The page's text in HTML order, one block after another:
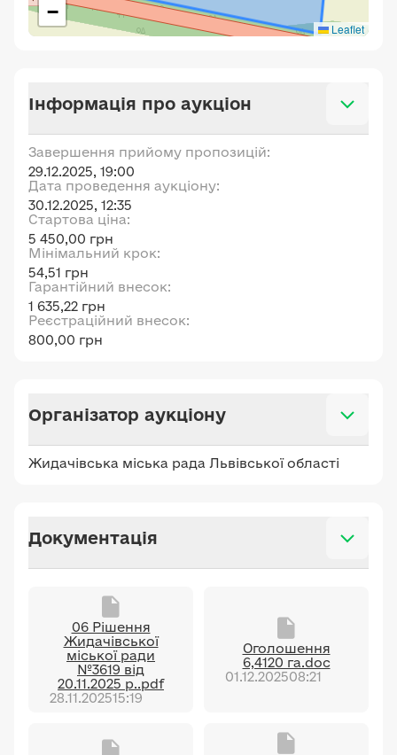
−
Leaflet
Інформація про аукціон
Завершення прийому пропозицій:
29.12.2025, 19:00
Дата проведення аукціону:
30.12.2025, 12:35
Стартова ціна:
5 450,00 грн
Мінімальний крок:
54,51 грн
Гарантійний внесок:
1 635,22 грн
Реєстраційний внесок:
800,00 грн
Організатор аукціону
Жидачівська міська рада Львівської області
Документація
06 Рішення
Жидачівської
міської ради
№3619 від
20.11.2025 р..pdf
28.11.202515:19
Оголошення
6,4120 га.doc
01.12.202508:21